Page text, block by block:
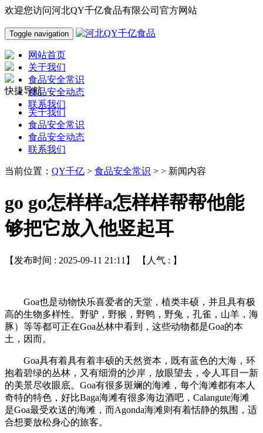
欢迎您访问河北QY千亿食品有限公司官方网站
Toggle navigation
网站首页
关于我们
食品安全常识
食品安全动态
联系我们
快捷导航
关于我们
食品安全常识
食品安全动态
联系我们
当前位置： QY千亿 > 食品安全常识 > > 新闻内容
go go怎样样a怎样样帮帮他能
够把它放入他竖起耳
【发布时间 : 2025-09-11 21:11】 【人气 : 】
Goa也是动物快乐喜爱者的天堂，植类丰硕，并且具有极
高的生物多样性。野驴，野猴，野鸭，野兔，孔雀，山羊，海
豚）等等都可正在Goa丛林中看到，这些动物都是Goa的本
土，因而。
Goa具有着具有着丰硕的天然资本，既有蓝色的大海，环
抱着碧绿的丛林，又有细滑的沙岸，放眼望去，令人耳目一新
的美景尽收眼底。Goa有很多斑斓的海滩，每个海滩都有本人
奇特的特色，好比Baga海滩有很多海边酒吧，Calangute海滩
是Goa最受欢送的海滩，而Agonda海滩则有着恬静的氛围，适
合想要放松身心的旅客。